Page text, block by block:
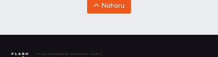
Nahoru